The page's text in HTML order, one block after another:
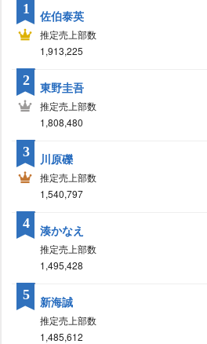
佐伯泰英
推定売上部数
1,913,225
1
東野圭吾
推定売上部数
1,808,480
2
川原礫
推定売上部数
1,540,797
3
湊かなえ
推定売上部数
1,495,428
4
新海誠
推定売上部数
1,485,612
5